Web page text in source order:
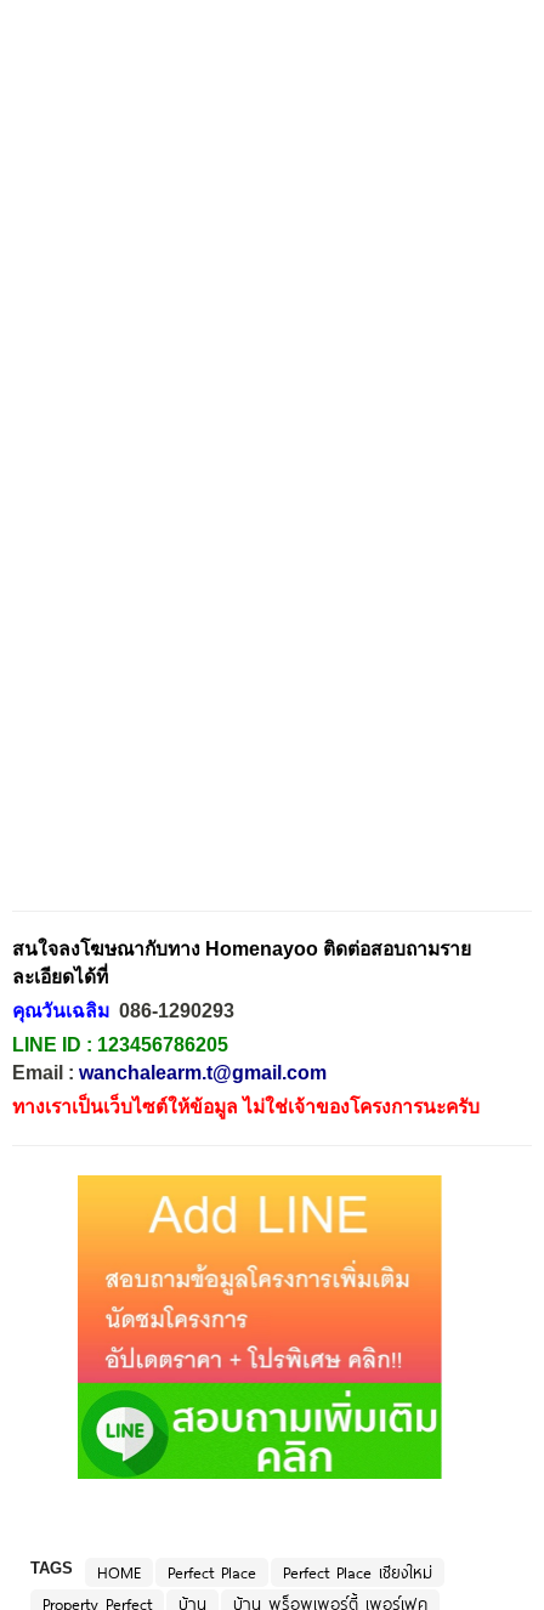
สนใจลงโฆษณากับทาง Homenayoo ติดต่อสอบถามราย
ละเอียดได้ที่
คุณวันเฉลิม 086-1290293
LINE ID : 123456786205
Email : wanchalearm.t@gmail.com
ทางเราเป็นเว็บไซต์ให้ข้อมูล ไม่ใช่เจ้าของโครงการนะครับ
TAGS HOME Perfect Place
Perfect Place เชียงใหม่
Property Perfect
บ้าน บ้าน พร็อพเพอร์ตี้ เพอร์เฟค